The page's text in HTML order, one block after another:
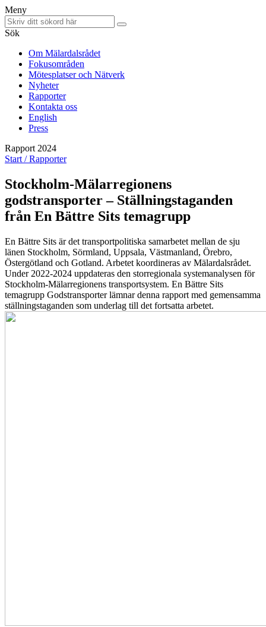
Meny
Sök
Om Mälardalsrådet
Fokusområden
Mötesplatser och Nätverk
Nyheter
Rapporter
Kontakta oss
English
Press
Rapport 2024
Start /Rapporter
Stockholm-Mälarregionens
godstransporter – Ställningstaganden
från En Bättre Sits temagrupp
En Bättre Sits är det transportpolitiska samarbetet mellan de sju
länen Stockholm, Sörmland, Uppsala, Västmanland, Örebro,
Östergötland och Gotland. Arbetet koordineras av Mälardalsrådet.
Under 2022-2024 uppdateras den storregionala systemanalysen för
Stockholm-Mälarregionens transportsystem. En Bättre Sits
temagrupp Godstransporter lämnar denna rapport med gemensamma
ställningstaganden som underlag till det fortsatta arbetet.